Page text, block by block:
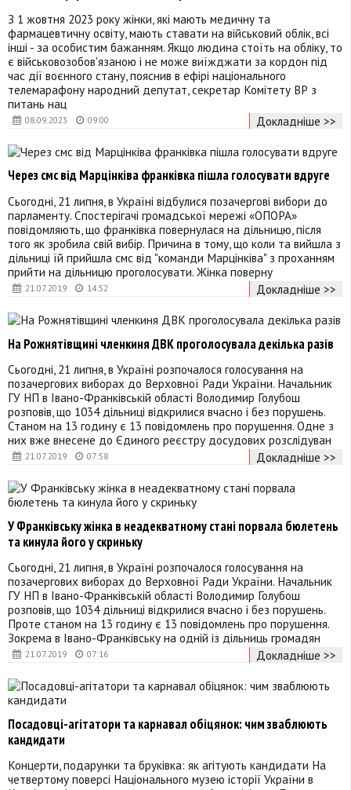
08.09.2023 09:00
З 1 жовтня 2023 року жінки, які мають медичну та
фармацевтичну освіту, мають ставати на військовий облік, всі
інші - за особистим бажанням. Якщо людина стоїть на обліку, то
є військовозобов'язаною і не може виїжджати за кордон під
час дії воєнного стану, пояснив в ефірі національного
телемарафону народний депутат, секретар Комітету ВР з
питань нац
Докладніше >>
21.07.2019 14:52
Через смс від Марцінківа франківка пішла голосувати вдруге
Сьогодні, 21 липня, в Україні відбулися позачергові вибори до
парламенту. Спостерігачі громадської мережі «ОПОРА»
повідомляють, що франківка повернулася на дільницю, після
того як зробила свій вибір. Причина в тому, що коли та вийшла з
дільниці їй прийшла смс від "команди Марцінківа" з проханням
прийти на дільницю проголосувати. Жінка поверну
Докладніше >>
21.07.2019 07:58
На Рожнятівщині членкиня ДВК проголосувала декілька разів
Сьогодні, 21 липня, в Україні розпочалося голосування на
позачергових виборах до Верховної Ради України. Начальник
ГУ НП в Івано-Франківській області Володимир Голубош
розповів, що 1034 дільниці відкрилися вчасно і без порушень.
Станом на 13 годину є 13 повідомлень про порушення. Одне з
них вже внесене до Єдиного реєстру досудових розслідуван
Докладніше >>
21.07.2019 07:16
У Франківську жінка в неадекватному стані порвала бюлетень
та кинула його у скриньку
Сьогодні, 21 липня, в Україні розпочалося голосування на
позачергових виборах до Верховної Ради України. Начальник
ГУ НП в Івано-Франківській області Володимир Голубош
розповів, що 1034 дільниці відкрилися вчасно і без порушень.
Проте станом на 13 годину є 13 повідомлень про порушення.
Зокрема в Івано-Франківську на одній із дільниць громадян
Докладніше >>
Посадовці-агітатори та карнавал обіцянок: чим зваблюють
кандидати
Концерти, подарунки та бруківка: як агітують кандидати На
четвертому поверсі Національного музею історії України в